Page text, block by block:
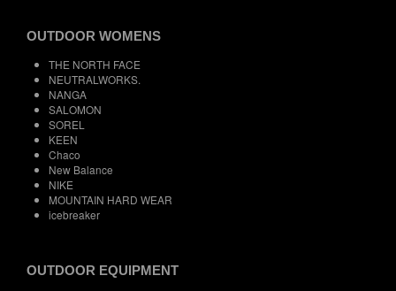
OUTDOOR WOMENS
THE NORTH FACE
NEUTRALWORKS.
NANGA
SALOMON
SOREL
KEEN
Chaco
New Balance
NIKE
MOUNTAIN HARD WEAR
icebreaker
OUTDOOR EQUIPMENT